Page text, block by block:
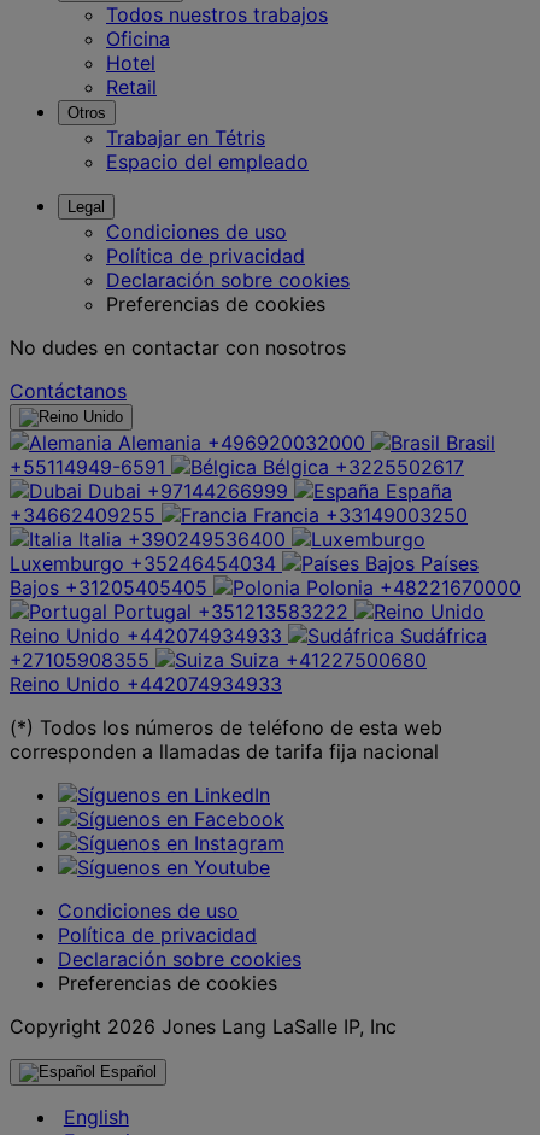
Todos nuestros trabajos
Oficina
Hotel
Retail
Otros
Trabajar en Tétris
Espacio del empleado
Legal
Condiciones de uso
Política de privacidad
Declaración sobre cookies
Preferencias de cookies
No dudes en contactar con nosotros
Contáctanos
Alemania +496920032000
Brasil
+55114949-6591
Bélgica +3225502617
Dubai +97144266999
España
+34662409255
Francia +33149003250
Italia +390249536400
Luxemburgo +35246454034
Países
Bajos +31205405405 Polonia +48221670000
Portugal +351213583222
Reino Unido +442074934933
Sudáfrica
+27105908355
Suiza +41227500680
Reino Unido +442074934933
(*) Todos los números de teléfono de esta web
corresponden a llamadas de tarifa fija nacional
Condiciones de uso
Política de privacidad
Declaración sobre cookies
Preferencias de cookies
Copyright 2026 Jones Lang LaSalle IP, Inc
Español
English